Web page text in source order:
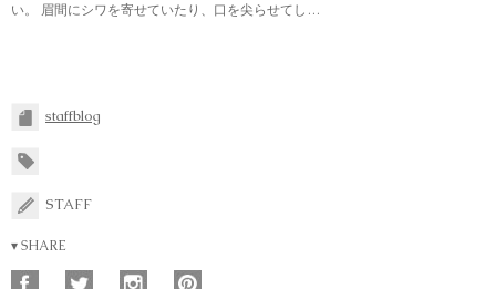
い。 眉間にシワを寄せていたり、口を尖らせてし…
staffblog
STAFF
▾ SHARE